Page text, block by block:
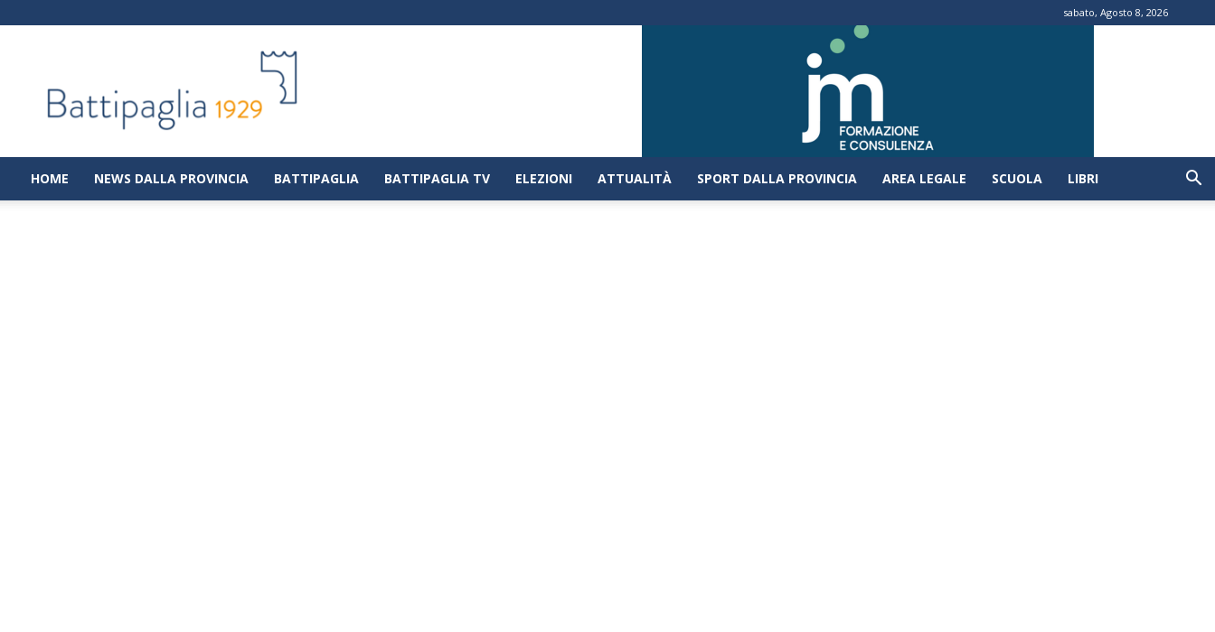
sabato, Agosto 8, 2026
|
Notizie
dalla
città
di
HOME NEWS DALLA PROVINCIA BATTIPAGLIA BATTIPAGLIA TV ELEZIONI ATTUALITÀ SPORT DALLA PROVINCIA AREA LEGALE SCUOLA LIBRI